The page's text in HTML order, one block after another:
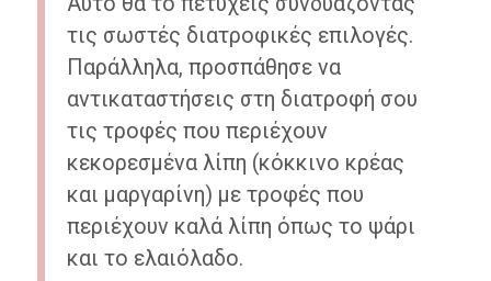
τις σωστές διατροφικές επιλογές.
Παράλληλα, προσπάθησε να
αντικαταστήσεις στη διατροφή σου
τις τροφές που περιέχουν
κεκορεσμένα λίπη (κόκκινο κρέας
και μαργαρίνη) με τροφές που
περιέχουν καλά λίπη όπως το ψάρι
και το ελαιόλαδο.